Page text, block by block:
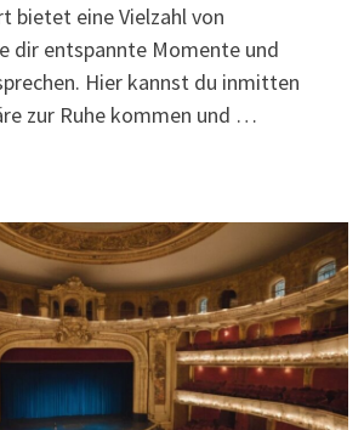
bietet eine Vielzahl von
dir entspannte Momente und
Hier kannst du inmitten
zur Ruhe kommen und …